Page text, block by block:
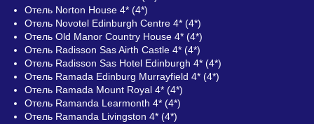
Отель Norton House 4* (4*)
Отель Novotel Edinburgh Centre 4* (4*)
Отель Old Manor Country House 4* (4*)
Отель Radisson Sas Airth Castle 4* (4*)
Отель Radisson Sas Hotel Edinburgh 4* (4*)
Отель Ramada Edinburg Murrayfield 4* (4*)
Отель Ramada Mount Royal 4* (4*)
Отель Ramanda Learmonth 4* (4*)
Отель Ramanda Livingston 4* (4*)